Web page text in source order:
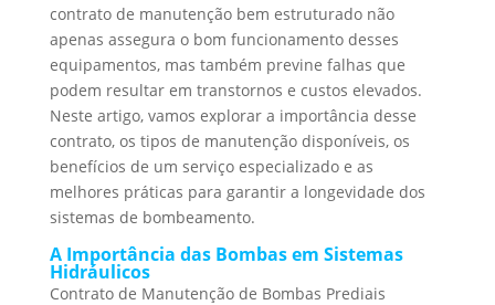
contrato de manutenção bem estruturado não
apenas assegura o bom funcionamento desses
equipamentos, mas também previne falhas que
podem resultar em transtornos e custos elevados.
Neste artigo, vamos explorar a importância desse
contrato, os tipos de manutenção disponíveis, os
benefícios de um serviço especializado e as
melhores práticas para garantir a longevidade dos
sistemas de bombeamento.
A Importância das Bombas em Sistemas
Hidráulicos
Contrato de Manutenção de Bombas Prediais